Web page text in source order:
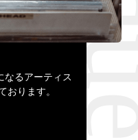
なるアーティス
おります。